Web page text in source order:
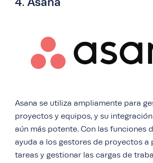
Asana se utiliza ampliamente para
proyectos y equipos, y su
aún más potente. Con las funciones
ayuda a los gestores de proyectos a
tareas y gestionar las cargas de